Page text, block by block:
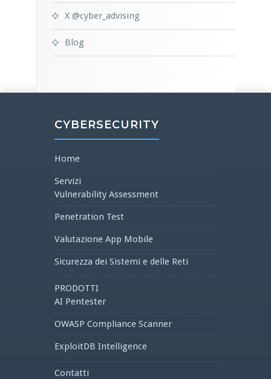
X @cyber_advising
Blog
CYBERSECURITY
Home
Servizi
Vulnerability Assessment
Penetration Test
Valutazione App Mobile
Sicurezza dei Sistemi e delle Reti
PRODOTTI
AI Pentester
OWASP Compliance Scanner
ExploitDB Intelligence
Contatti